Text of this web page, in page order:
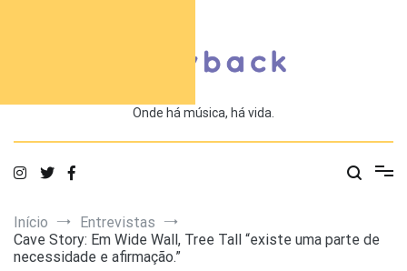
Onde há música, há vida.
Início
Entrevistas
Cave Story: Em Wide Wall, Tree Tall “existe uma parte de
necessidade e afirmação.”